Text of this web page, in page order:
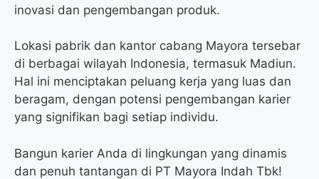
inovasi dan pengembangan produk.
Lokasi pabrik dan kantor cabang Mayora tersebar
di berbagai wilayah Indonesia, termasuk Madiun.
Hal ini menciptakan peluang kerja yang luas dan
beragam, dengan potensi pengembangan karier
yang signifikan bagi setiap individu.
Bangun karier Anda di lingkungan yang dinamis
dan penuh tantangan di PT Mayora Indah Tbk!